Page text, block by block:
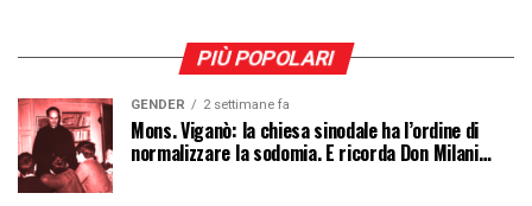
PIÙ POPOLARI
GENDER 2 settimane fa
Mons. Viganò: la chiesa sinodale ha l’ordine di
normalizzare la sodomia. E ricorda Don Milani…